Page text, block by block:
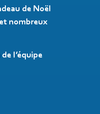
de Noël
nombreux
l’équipe